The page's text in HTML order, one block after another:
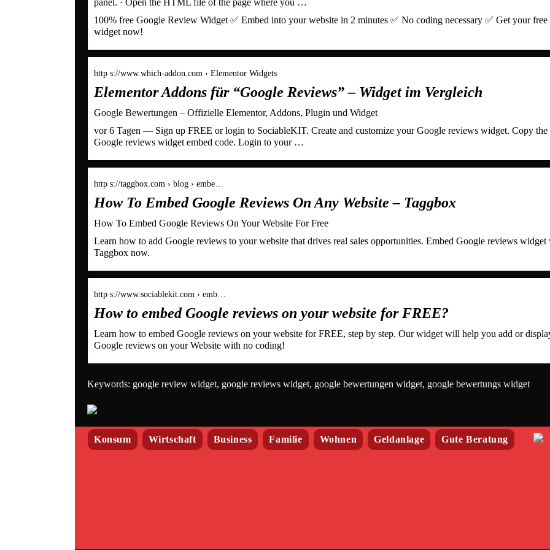
100% free Google Review Widget ✅ Embed into your website in 2 minutes ✅ No coding necessary ✅ Get your free
widget now!
http s://www.which-addon.com › Elementor Widgets
Elementor Addons für “Google Reviews” – Widget im Vergleich
Google Bewertungen – Offizielle Elementor, Addons, Plugin und Widget
vor 6 Tagen — Sign up FREE or login to SociableKIT. Create and customize your Google reviews widget. Copy the
Google reviews widget embed code. Login to your …
http s://taggbox.com › blog › embe…
How To Embed Google Reviews On Any Website – Taggbox
How To Embed Google Reviews On Your Website For Free
Learn how to add Google reviews to your website that drives real sales opportunities. Embed Google reviews widget
Taggbox now.
http s://www.sociablekit.com › emb…
How to embed Google reviews on your website for FREE?
Learn how to embed Google reviews on your website for FREE, step by step. Our widget will help you add or
Google reviews on your Website with no coding!
Keywords: google review widget, google reviews widget, google bewertungen widget, google bewertungs widget
Konsum Wirtschaft Business Familie Wohnen Geldanlage Gute Beratung